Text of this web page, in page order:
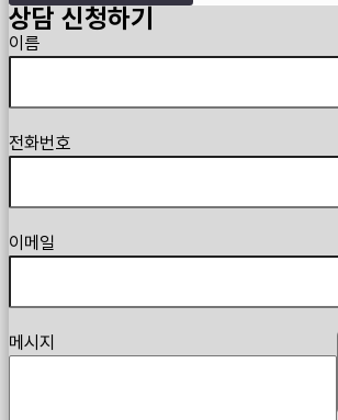
상담 신청하기
이름
전화번호
이메일
메시지
Guardian